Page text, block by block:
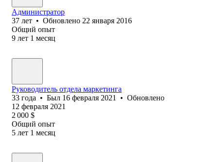
Администратор
37 лет • Обновлено 22 января 2016
Общий опыт
9 лет 1 месяц
Руководитель отдела маркетинга
33 года • Был 16 февраля 2021 • Обновлено
12 февраля 2021
2 000 $
Общий опыт
5 лет 1 месяц